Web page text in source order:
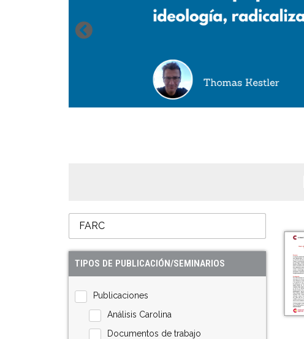
TIPOS DE PUBLICACIÓN/SEMINARIOS
Publicaciones
Análisis Carolina
Documentos de trabajo